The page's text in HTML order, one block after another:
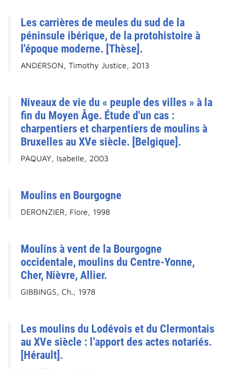
Les carrières de meules du sud de la
péninsule ibérique, de la protohistoire à
l'époque moderne. [Thèse].
ANDERSON, Timothy Justice, 2013
Niveaux de vie du « peuple des villes » à la
fin du Moyen Âge. Étude d'un cas :
charpentiers et charpentiers de moulins à
Bruxelles au XVe siècle. [Belgique].
PAQUAY, Isabelle, 2003
Moulins en Bourgogne
DERONZIER, Flore, 1998
Moulins à vent de la Bourgogne
occidentale, moulins du Centre-Yonne,
Cher, Nièvre, Allier.
GIBBINGS, Ch., 1978
Les moulins du Lodévois et du Clermontais
au XVe siècle : l’apport des actes notariés.
[Hérault].